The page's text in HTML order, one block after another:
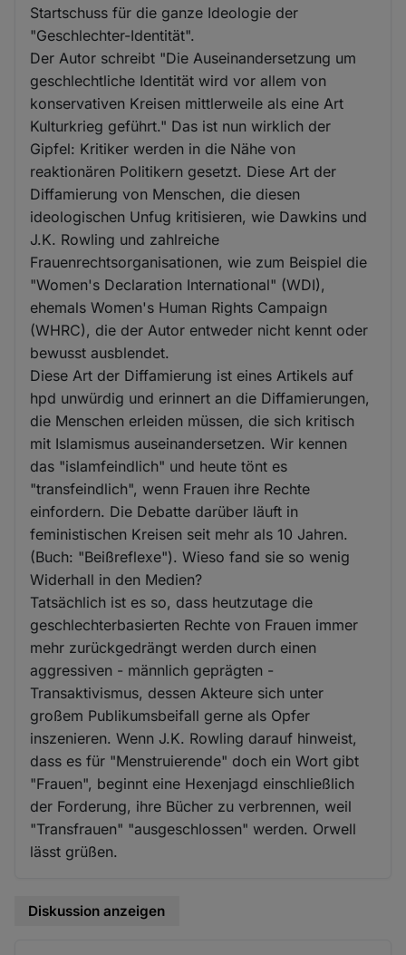
Startschuss für die ganze Ideologie der
"Geschlechter-Identität".
Der Autor schreibt "Die Auseinandersetzung um
geschlechtliche Identität wird vor allem von
konservativen Kreisen mittlerweile als eine Art
Kulturkrieg geführt." Das ist nun wirklich der
Gipfel: Kritiker werden in die Nähe von
reaktionären Politikern gesetzt. Diese Art der
Diffamierung von Menschen, die diesen
ideologischen Unfug kritisieren, wie Dawkins und
J.K. Rowling und zahlreiche
Frauenrechtsorganisationen, wie zum Beispiel die
"Women's Declaration International" (WDI),
ehemals Women's Human Rights Campaign
(WHRC), die der Autor entweder nicht kennt oder
bewusst ausblendet.
Diese Art der Diffamierung ist eines Artikels auf
hpd unwürdig und erinnert an die Diffamierungen,
die Menschen erleiden müssen, die sich kritisch
mit Islamismus auseinandersetzen. Wir kennen
das "islamfeindlich" und heute tönt es
"transfeindlich", wenn Frauen ihre Rechte
einfordern. Die Debatte darüber läuft in
feministischen Kreisen seit mehr als 10 Jahren.
(Buch: "Beißreflexe"). Wieso fand sie so wenig
Widerhall in den Medien?
Tatsächlich ist es so, dass heutzutage die
geschlechterbasierten Rechte von Frauen immer
mehr zurückgedrängt werden durch einen
aggressiven - männlich geprägten -
Transaktivismus, dessen Akteure sich unter
großem Publikumsbeifall gerne als Opfer
inszenieren. Wenn J.K. Rowling darauf hinweist,
dass es für "Menstruierende" doch ein Wort gibt
"Frauen", beginnt eine Hexenjagd einschließlich
der Forderung, ihre Bücher zu verbrennen, weil
"Transfrauen" "ausgeschlossen" werden. Orwell
lässt grüßen.
Diskussion anzeigen